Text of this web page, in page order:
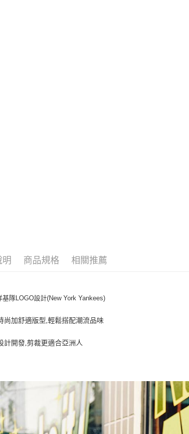
明 商品規格 相關推薦
基隊LOGO設計(New York Yankees)
尚加舒適版型,輕鬆搭配潮流品味
計開發,剪裁更適合亞洲人